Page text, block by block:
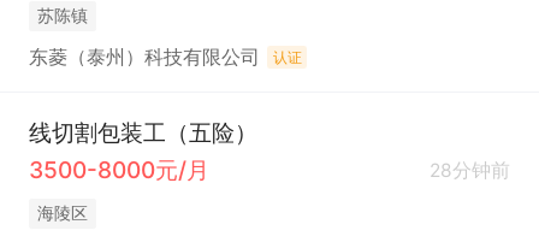
苏陈镇
东菱（泰州）科技有限公司 认证
线切割包装工（五险）
3500-8000元/月
28分钟前
海陵区